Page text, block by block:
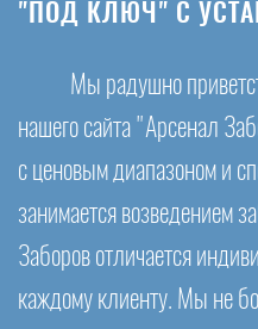
"ПОД КЛЮЧ" С
Мы радушно
нашего сайта "Арсенал
с ценовым диапазоном и
занимается возведением
Заборов отличается
каждому клиенту. Мы не